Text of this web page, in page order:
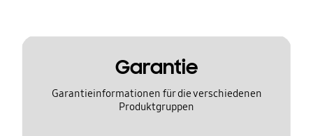
Garantie
Garantieinformationen für die verschiedenen
Produktgruppen